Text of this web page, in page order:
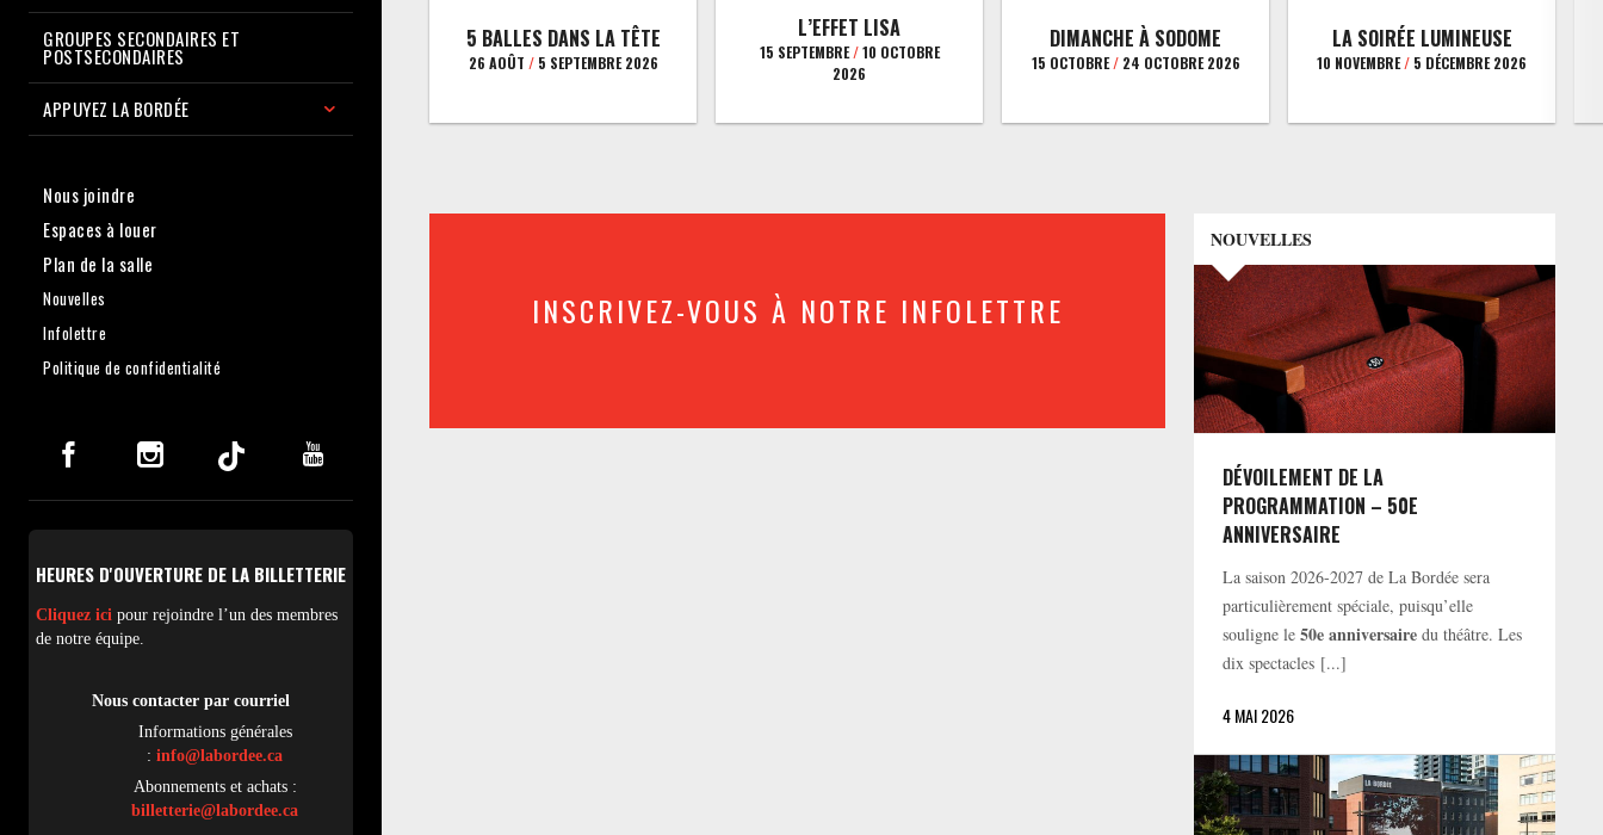
GROUPES SECONDAIRES ET
POSTSECONDAIRES
APPUYEZ LA BORDÉE
Nous joindre
Espaces à louer
Plan de la salle
Nouvelles
Infolettre
Politique de confidentialité
HEURES D'OUVERTURE DE LA BILLETTERIE
Cliquez ici pour rejoindre l’un des membres
de notre équipe.
Nous contacter par courriel
Informations générales
: info@labordee.ca
Abonnements et achats :
billetterie@labordee.ca
5 BALLES DANS LA TÊTE
26 AOÛT /5 SEPTEMBRE 2026
L’EFFET LISA
15 SEPTEMBRE/10 OCTOBRE
2026
DIMANCHE À SODOME
15 OCTOBRE/24 OCTOBRE 2026
LA SOIRÉE LUMINEUSE
10 NOVEMBRE/ 5 DÉCEMBRE 2026
INSCRIVEZ-VOUS À NOTRE INFOLETTRE
NOUVELLES
DÉVOILEMENT DE LA
PROGRAMMATION – 50E
ANNIVERSAIRE
La saison 2026-2027 de La Bordée sera
particulièrement spéciale, puisqu’elle
souligne le50e anniversaire du théâtre. Les
dix spectacles [...]
4 MAI 2026